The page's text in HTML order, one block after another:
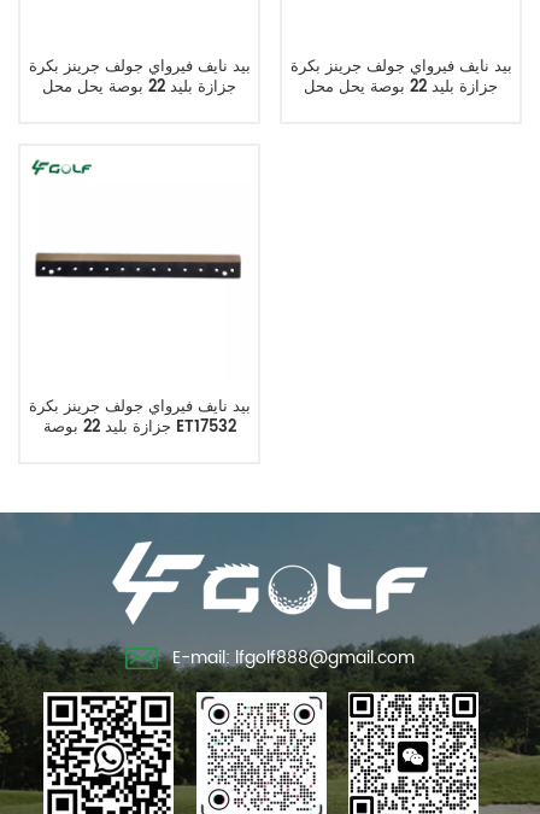
بيد نايف فيرواي جولف جرينز بكرة
جزازة بليد 22 بوصة يحل محل
بيد نايف فيرواي جولف جرينز بكرة
جزازة بليد 22 بوصة يحل محل
بيد نايف فيرواي جولف جرينز بكرة
جزازة بليد 22 بوصة ET17532
E-mail: lfgolf888@gmail.com